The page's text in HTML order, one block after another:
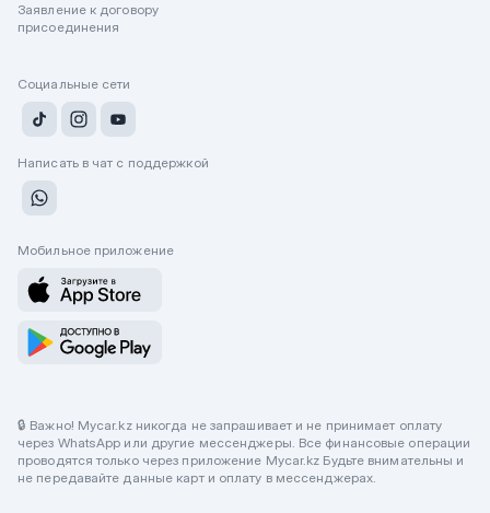
Заявление к договору
присоединения
Социальные сети
Написать в чат с поддержкой
Мобильное приложение
🔒 Важно! Mycar.kz никогда не запрашивает и не принимает оплату
через WhatsApp или другие мессенджеры. Все финансовые операции
проводятся только через приложение Mycar.kz Будьте внимательны и
не передавайте данные карт и оплату в мессенджерах.